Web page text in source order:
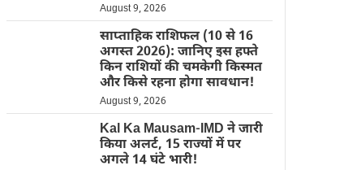
August 9, 2026
साप्ताहिक राशिफल (10 से 16
अगस्त 2026): जानिए इस हफ्ते
किन राशियों की चमकेगी किस्मत
और किसे रहना होगा सावधान!
August 9, 2026
Kal Ka Mausam-IMD ने जारी
किया अलर्ट, 15 राज्यों में पर
अगले 14 घंटे भारी!